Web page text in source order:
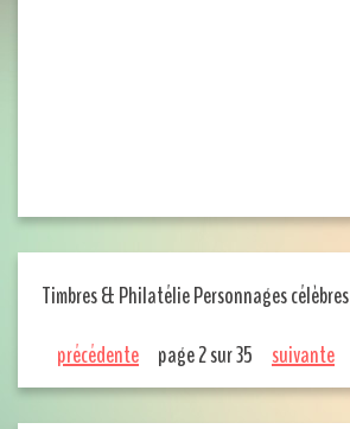
Timbres & Philatélie Personnages célèbres
précédente
page 2 sur 35 suivante